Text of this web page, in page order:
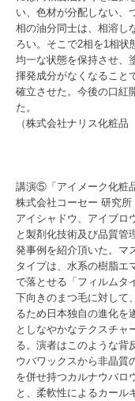
い、色材が分配しない、
相の油分同士は、相溶し
ろい。そこで2相を1相状
均一な状態を保持させ、
揮発成分がなくなること
確立させた。今後の口紅
た。
（株式会社ナリス化粧品
講演⑤「アイメーク化粧
株式会社コーセー 研究
アイシャドウ、アイブロ
と製剤化技術及び品質管
発事例を紹介頂いた。マ
タイプは、水系の樹脂エ
で落とせる「フィルムタ
下向きのまつ毛に対して
るため日本独自の進化を
としなやかなテクスチャ
る。演者はこのような背
ウバワックスから非晶質
を併せ持つカルナウバロ
と、柔軟性によるカール